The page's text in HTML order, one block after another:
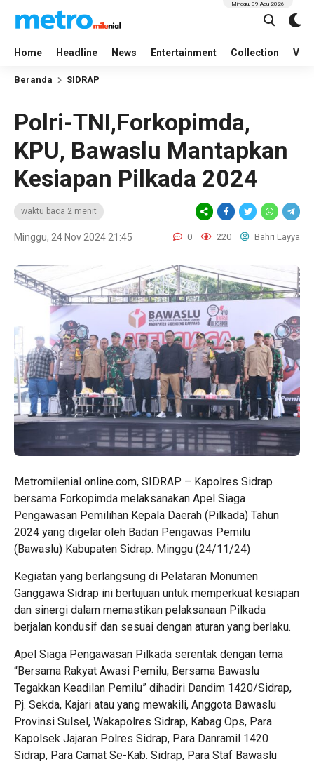
Home Headline News Entertainment Collection
Minggu, 09 Agu 2026
Beranda SIDRAP
Polri-TNI,Forkopimda,
KPU, Bawaslu Mantapkan
Kesiapan Pilkada 2024
waktu baca 2 menit
Minggu, 24 Nov 2024 21:45 0 220 Bahri Layya
Metromilenial online.com, SIDRAP – Kapolres Sidrap
bersama Forkopimda melaksanakan Apel Siaga
Pengawasan Pemilihan Kepala Daerah (Pilkada) Tahun
2024 yang digelar oleh Badan Pengawas Pemilu
(Bawaslu) Kabupaten Sidrap. Minggu (24/11/24)
Kegiatan yang berlangsung di Pelataran Monumen
Ganggawa Sidrap ini bertujuan untuk memperkuat kesiapan
dan sinergi dalam memastikan pelaksanaan Pilkada
berjalan kondusif dan sesuai dengan aturan yang berlaku.
Apel Siaga Pengawasan Pilkada serentak dengan tema
“Bersama Rakyat Awasi Pemilu, Bersama Bawaslu
Tegakkan Keadilan Pemilu” dihadiri Dandim 1420/Sidrap,
Pj. Sekda, Kajari atau yang mewakili, Anggota Bawaslu
Provinsi Sulsel, Wakapolres Sidrap, Kabag Ops, Para
Kapolsek Jajaran Polres Sidrap, Para Danramil 1420
Sidrap, Para Camat Se-Kab. Sidrap, Para Staf Bawaslu